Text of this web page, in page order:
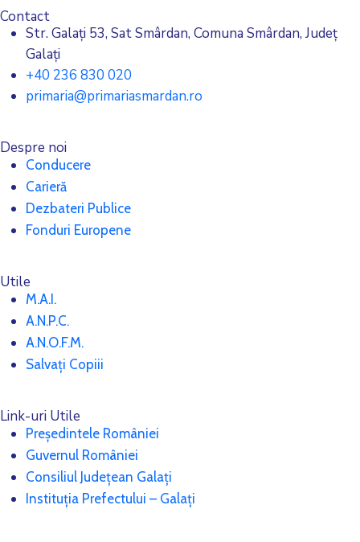
Contact
Str. Galați 53, Sat Smârdan, Comuna Smârdan, Județ
Galați
+40 236 830 020
primaria@primariasmardan.ro
Despre noi
Conducere
Carieră
Dezbateri Publice
Fonduri Europene
Utile
M.A.I.
A.N.P.C.
A.N.O.F.M.
Salvați Copiii
Link-uri Utile
Președintele României
Guvernul României
Consiliul Județean Galați
Instituția Prefectului – Galați